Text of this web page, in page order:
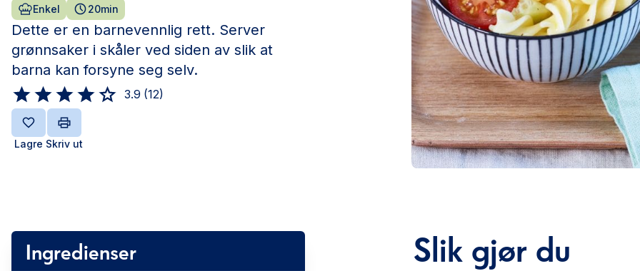
Enkel 20min
Dette er en barnevennlig rett. Server
grønnsaker i skåler ved siden av slik at
barna kan forsyne seg selv.
3.9 (12)
Lagre Skriv ut
Ingredienser Slik gjør du